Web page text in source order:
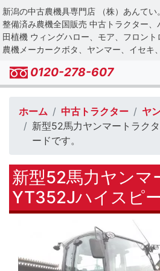
Skip
to
main
新潟の中古農機具専門店 （株）あんてい。
整備済み農機全国販売 中古トラクター、
田植機 ウィングハロー、モア、フロント
農機メーカークボタ、ヤンマー、イセキ
0120-278-607
ホーム 中古トラクター
ヤ
新型52馬力ヤンマートラク
ードです。
新型52馬力ヤンマ
YT352Jハイスピー